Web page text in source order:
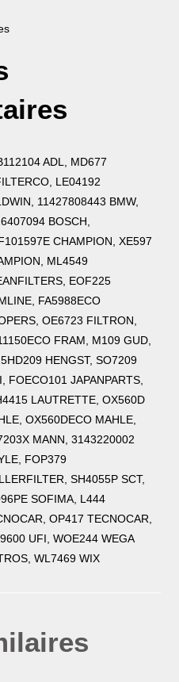
ADL, MD677
LE04192
11427808443 BMW,
BOSCH,
CHAMPION, XE597
ML4549
EOF225
FA5988ECO
OE6723 FILTRON,
FRAM, M109 GUD,
HENGST, SO7209
FOECO101 JAPANPARTS,
LAUTRETTE, OX560D
OX560DECO MAHLE,
MANN, 3143220002
FOP379
SH4055P SCT,
SOFIMA, L444
OP417 TECNOCAR,
UFI, WOE244 WEGA
WL7469 WIX